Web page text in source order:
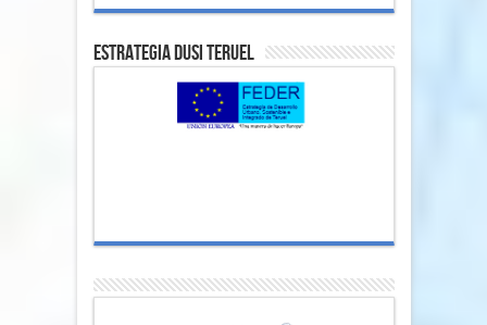
Estrategia DUSI Teruel